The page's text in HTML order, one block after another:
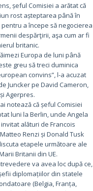
șeful Comisiei a arătat că
rost așteptarea până în
a începe să negocierea
despărţirii, aşa cum ar fi
britanic.
Europa de luni până
greu să treci duminica
convins”, l-a acuzat
Juncker pe David Cameron,
Agerpres.
notează că șeful Comisiei
luni la Berlin, unde Angela
alături de Francois
Renzi și Donald Tusk
etapele următoare ale
Britanii din UE.
va avea loc după ce,
diplomațiilor din statele
(Belgia, Franța,